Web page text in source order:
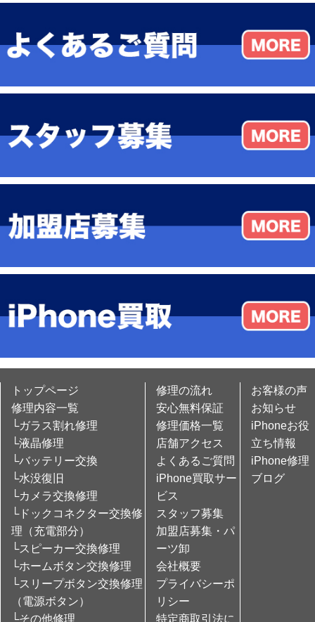
トップページ
修理内容一覧
└ガラス割れ修理
└液晶修理
└バッテリー交換
└水没復旧
└カメラ交換修理
└ドックコネクター交換修
理（充電部分）
└スピーカー交換修理
└ホームボタン交換修理
└スリープボタン交換修理
（電源ボタン）
└その他修理
修理の流れ
安心無料保証
修理価格一覧
店舗アクセス
よくあるご質問
iPhone買取サー
ビス
スタッフ募集
加盟店募集・パ
ーツ卸
会社概要
プライバシーポ
リシー
特定商取引法に
お客様の声
お知らせ
iPhoneお役
立ち情報
iPhone修理
ブログ